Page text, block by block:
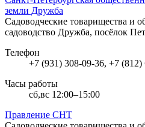
земли Дружба
Садоводческие товарищества и
садоводство Дружба, посёлок
Телефон
+7 (931) 308-09-36, +7 (812)
Часы работы
сб,вс 12:00–15:00
Правление СНТ